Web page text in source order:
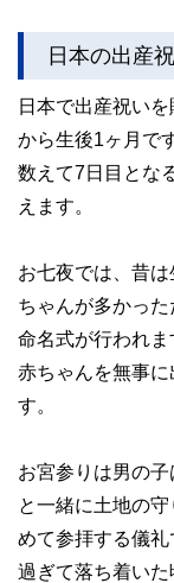
日本の出産
日本で出産祝い
から生後1ヶ月で
数えて7日目とな
えます。
お七夜では、昔
ちゃんが多かっ
命名式が行われま
赤ちゃんを無事
す。
お宮参りは男の
と一緒に土地の
めて参拝する儀
過ぎて落ち着い